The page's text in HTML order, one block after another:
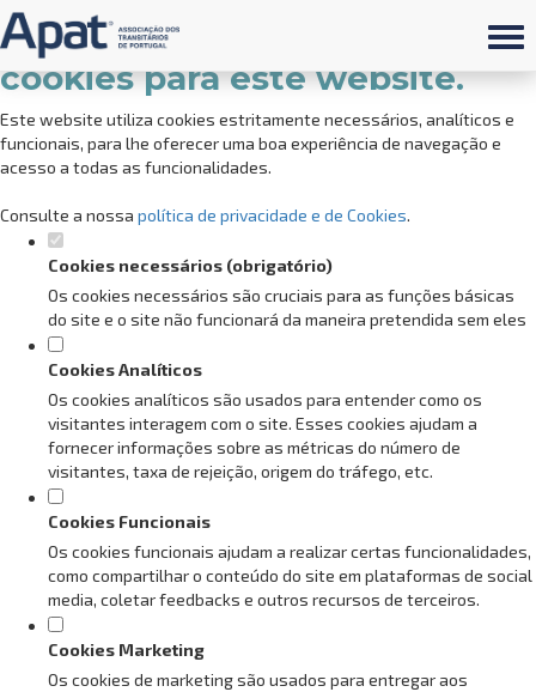
Defina as suas preferências de
cookies para este website.
Este website utiliza cookies estritamente necessários, analíticos e
funcionais, para lhe oferecer uma boa experiência de navegação e
acesso a todas as funcionalidades.
Consulte a nossa política de privacidade e de Cookies.
Cookies necessários (obrigatório)
Os cookies necessários são cruciais para as funções básicas
do site e o site não funcionará da maneira pretendida sem eles
Cookies Analíticos
Os cookies analíticos são usados para entender como os
visitantes interagem com o site. Esses cookies ajudam a
fornecer informações sobre as métricas do número de
visitantes, taxa de rejeição, origem do tráfego, etc.
Cookies Funcionais
Os cookies funcionais ajudam a realizar certas funcionalidades,
como compartilhar o conteúdo do site em plataformas de social
media, coletar feedbacks e outros recursos de terceiros.
Cookies Marketing
Os cookies de marketing são usados para entregar aos